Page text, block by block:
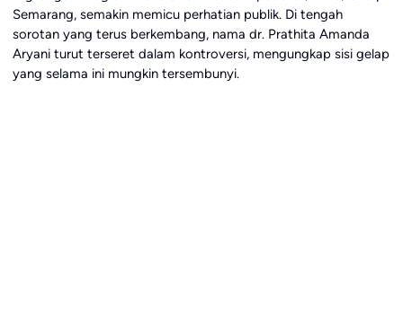
Semarang, semakin memicu perhatian publik. Di tengah
sorotan yang terus berkembang, nama dr. Prathita Amanda
Aryani turut terseret dalam kontroversi, mengungkap sisi gelap
yang selama ini mungkin tersembunyi.